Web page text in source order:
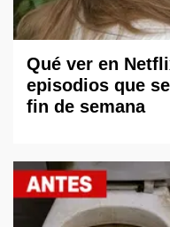
Qué ver en
episodios que
fin de semana